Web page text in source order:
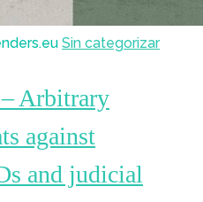
Sin categorizar
Arbitrary
against
and judicial